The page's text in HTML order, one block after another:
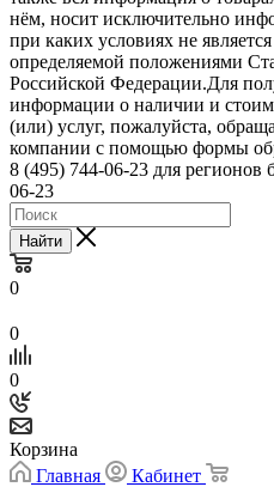
нём, носит исключительно
при каких условиях не
определяемой положениями
Российской Федерации.Для
информации о наличии и
(или) услуг, пожалуйста,
компании с помощью формы
8 (495) 744-06-23 для регионов
06-23
Найти
0
0
0
Корзина
Главная
Кабинет